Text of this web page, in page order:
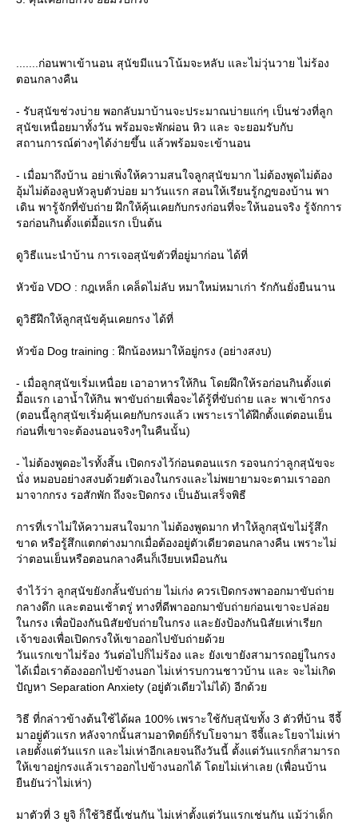
.......ก่อนพาเข้านอน สุนัขมีแนวโน้มจะหลับ และไม่วุ่นวาย ไม่ร้อง
ตอนกลางคืน
- รับสุนัขช่วงบ่าย พอกลับมาบ้านจะประมาณบ่ายแก่ๆ เป็นช่วงที่ลูก
สุนัขเหนื่อยมาทั้งวัน พร้อมจะพักผ่อน หิว และ จะยอมรับกับ
สถานการณ์ต่างๆได้ง่ายขึ้น แล้วพร้อมจะเข้านอน
- เมื่อมาถึงบ้าน อย่าเพิ่งให้ความสนใจลูกสุนัขมาก ไม่ต้องพูดไม่ต้อง
อุ้มไม่ต้องลูบหัวลูบตัวบ่อย มาวันแรก สอนให้เรียนรู้กฎของบ้าน พา
เดิน พารู้จักที่ขับถ่าย ฝึกให้คุ้นเคยกับกรงก่อนที่จะให้นอนจริง รู้จักการ
รอก่อนกินตั้งแต่มื้อแรก เป็นต้น
ดูวิธีแนะนำบ้าน การเจอสุนัขตัวที่อยู่มาก่อน ได้ที่
หัวข้อ VDO : กฎเหล็ก เคล็ดไม่ลับ หมาใหม่หมาเก่า รักกันยั่งยืนนาน
ดูวิธีฝึกให้ลูกสุนัขคุ้นเคยกรง ได้ที่
หัวข้อ Dog training : ฝึกน้องหมาให้อยู่กรง (อย่างสงบ)
- เมื่อลูกสุนัขเริ่มเหนื่อย เอาอาหารให้กิน โดยฝึกให้รอก่อนกินตั้งแต่
มื้อแรก เอาน้ำให้กิน พาขับถ่ายเพื่อจะได้รู้ที่ขับถ่าย และ พาเข้ากรง
(ตอนนี้ลูกสุนัขเริ่มคุ้นเคยกับกรงแล้ว เพราะเราได้ฝึกตั้งแต่ตอนเย็น
ก่อนที่เขาจะต้องนอนจริงๆในคืนนั้น)
- ไม่ต้องพูดอะไรทั้งสิ้น เปิดกรงไว้ก่อนตอนแรก รอจนกว่าลูกสุนัขจะ
นั่ง หมอบอย่างสงบด้วยตัวเองในกรงและไม่พยายามจะตามเราออก
มาจากกรง รอสักพัก ถึงจะปิดกรง เป็นอันเสร็จพิธี
การที่เราไม่ให้ความสนใจมาก ไม่ต้องพูดมาก ทำให้ลูกสุนัขไม่รู้สึก
ขาด หรือรู้สึกแตกต่างมากเมื่อต้องอยู่ตัวเดียวตอนกลางคืน เพราะไม่
ว่าตอนเย็นหรือตอนกลางคืนก็เงียบเหมือนกัน
จำไว้ว่า ลูกสุนัขยังกลั้นขับถ่าย ไม่เก่ง ควรเปิดกรงพาออกมาขับถ่า
กลางดึก และตอนเช้าตรู่ ทางที่ดีพาออกมาขับถ่ายก่อนเขาจะปล่อ
นกรง เพื่อป้องกันนิสัยขับถ่ายในกรง และยังป้องกันนิสัยเห่าเรียก
เจ้าของเพื่อเปิดกรงให้เขาออกไปขับถ่ายด้ว
วันแรกเขาไม่ร้อง วันต่อไปก็ไม่ร้อง และ ยังเขายังสามารถอยู่ในกรง
ได้เมื่อเราต้องออกไปข้างนอก ไม่เห่ารบกวนชาวบ้าน และ จะไม่เกิด
ปัญหา Separation Anxiety (อยู่ตัวเดียวไม่ได้) อีกด้ว
วิธี ที่กล่าวข้างต้นใช้ได้ผล 100% เพราะใช้กับสุนัขทั้ง 3 ตัวที่บ้าน จีจี้
มาอยู่ตัวแรก หลังจากนั้นสามอาทิตย์ก็รับโยจามา จีจี้และโยจาไม่เห่า
เลยตั้งแต่วันแรก และไม่เห่าอีกเลยจนถึงวันนี้ ตั้งแต่วันแรกก็สามารถ
ห้เขาอยู่กรงแล้วเราออกไปข้างนอกได้ โดยไม่เห่าเลย (เพื่อนบ้าน
ืนยันว่าไม่เห่า)
มาตัวที่ 3 ยูจิ ก็ใช้วิธีนี้เช่นกัน ไม่เห่าตั้งแต่วันแรกเช่นกัน แม้ว่าเด็ก